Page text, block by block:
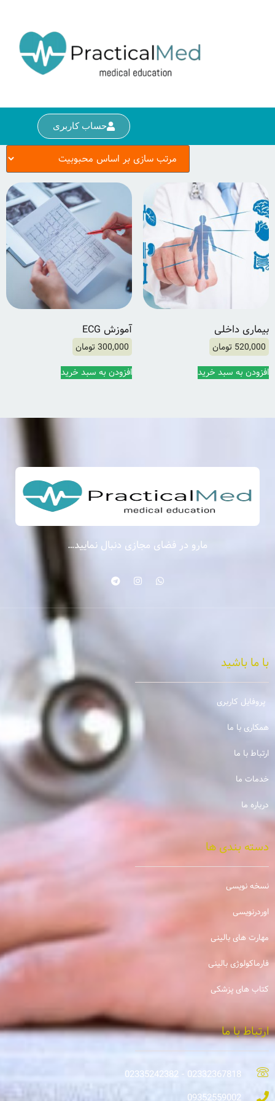
حساب کاربری
بیماری داخلی
520,000 تومان
افزودن به سبد خرید
آموزش ECG
300,000 تومان
افزودن به سبد خرید
مارو در فضای مجازی دنبال نمایید…
با ما باشید
پروفایل کاربری
همکاری با ما
ارتباط با ما
خدمات ما
درباره ما
دسته بندی ها
نسخه نویسی
اوردرنویسی
مهارت های بالینی
فارماکولوژی بالینی
کتاب های پزشکی
ارتباط با ما
02332367818 - 02335242382
09352559002